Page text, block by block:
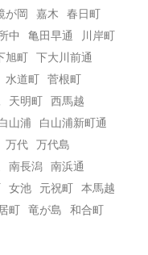
が岡 嘉木
春日町
中 亀田早通
川岸町
旭町
下大川前通
水道町
菅根町
天明町
西馬越
山浦
白山浦新町通
万代
万代島
南長潟
南浜通
女池 元祝町
本馬越
町 竜が島
和合町